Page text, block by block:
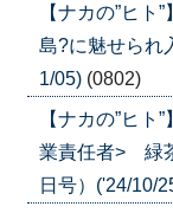
【ナカの”ヒ
島?に魅せられ
1/05) (0802)
【ナカの”ヒ
業責任者> 緑
日号）('24/10/